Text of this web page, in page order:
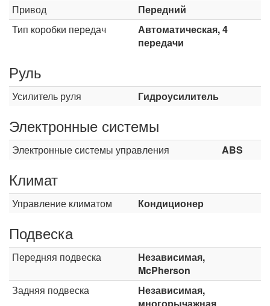
Привод
Передний
Тип коробки передач
Автоматическая, 4
передачи
Руль
Усилитель руля Гидроусилитель
Электронные системы
Электронные системы управления ABS
Климат
Управление климатом Кондиционер
Подвеска
Передняя подвеска
Независимая,
McPherson
Задняя подвеска
Независимая,